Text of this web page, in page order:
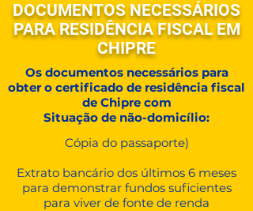
DOCUMENTOS NECESSÁRIOS
PARA RESIDÊNCIA FISCAL EM
CHIPRE
Os documentos necessários para
obter o certificado de residência fiscal
de Chipre com
Situação de não-domicílio:
Cópia do passaporte)
Extrato bancário dos últimos 6 meses
para demonstrar fundos suficientes
para viver de fonte de renda